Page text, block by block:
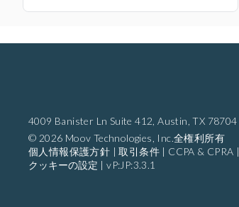
4009 Banister Ln Suite 412, Austin, TX 78704
© 2026 Moov Technologies, Inc.全権利所有
個人情報保護方針 |取引条件 CCPA & CPRA
クッキーの設定 |vP:JP:3.3.1